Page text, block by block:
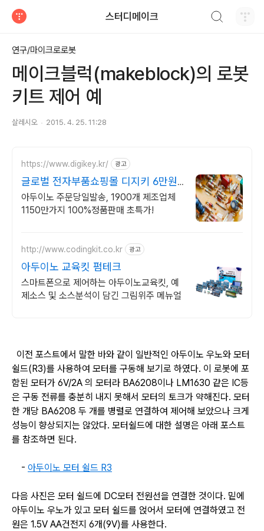
스터디메이크
연구/마이크로로봇
메이크블럭(makeblock)의 로봇
키트 제어 예
살레시오 2015. 4. 25. 11:28
https://www.digikey.kr/ 광고
글로벌 전자부품쇼핑몰 디지키 6만원
이상 무료배송,당일발송
아두이노 주문당일발송, 1900개 제조업체
1150만가지 100%정품판매 초특가!
http://www.codingkit.co.kr 광고
아두이노 교육킷 펌테크
스마트폰으로 제어하는 아두이노교육킷, 예
제소스 및 소스분석이 담긴 그림위주 메뉴얼
이전 포스트에서 말한 바와 같이 일반적인 아두이노 우노와 모터
쉴드(R3)를 사용하여 모터를 구동해 보기로 하였다. 이 로봇에 포
함된 모터가 6V/2A 의 모터라 BA6208이나 LM1630 같은 IC등
은 구동 전류를 충분히 내지 못해서 모터의 토크가 약해진다. 모터
한 개당 BA6208 두 개를 병렬로 연결하여 제어해 보았으나 크게
성능이 향상되지는 않았다. 모터쉴드에 대한 설명은 아래 포스트
를 참조하면 된다.
- 아두이노 모터 쉴드 R3
다음 사진은 모터 쉴드에 DC모터 전원선을 연결한 것이다. 밑에
아두이노 우노가 있고 모터 쉴드를 얹어서 모터에 연결하였고 전
원은 1.5V AA건전지 6개(9V)를 사용한다.